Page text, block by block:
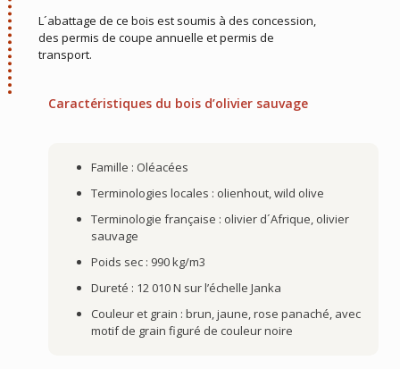
L´abattage de ce bois est soumis à des concession,
des permis de coupe annuelle et permis de
transport.
Caractéristiques du bois d’olivier sauvage
Famille : Oléacées
Terminologies locales : olienhout, wild olive
Terminologie française : olivier d´Afrique, olivier
sauvage
Poids sec : 990 kg/m3
Dureté : 12 010 N sur l’échelle Janka
Couleur et grain : brun, jaune, rose panaché, avec
motif de grain figuré de couleur noire